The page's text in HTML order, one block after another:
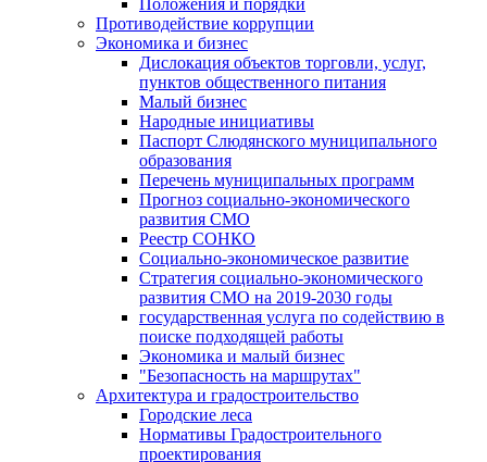
Положения и порядки
Противодействие коррупции
Экономика и бизнес
Дислокация объектов торговли, услуг,
пунктов общественного питания
Малый бизнес
Народные инициативы
Паспорт Слюдянского муниципального
образования
Перечень муниципальных программ
Прогноз социально-экономического
развития СМО
Реестр СОНКО
Социально-экономическое развитие
Стратегия социально-экономического
развития СМО на 2019-2030 годы
государственная услуга по содействию в
поиске подходящей работы
Экономика и малый бизнес
"Безопасность на маршрутах"
Архитектура и градостроительство
Городские леса
Нормативы Градостроительного
проектирования